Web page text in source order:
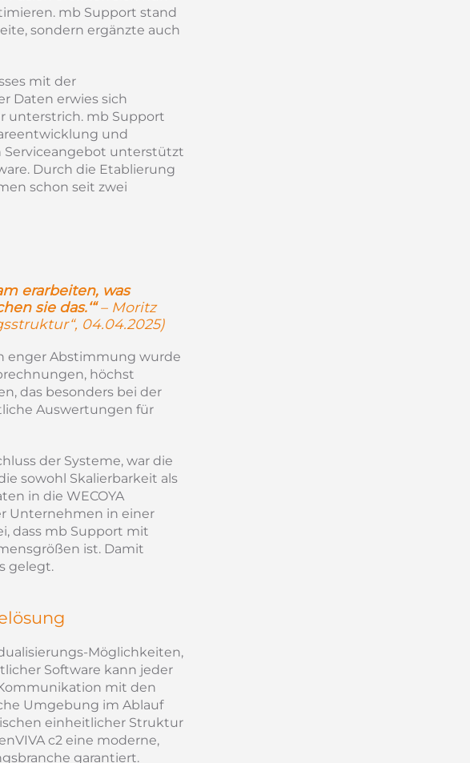
mb Support stand
sondern ergänzte auch
mit der
Daten erwies sich
unterstrich. mb Support
und
Serviceangebot unterstützt
Durch die Etablierung
schon seit zwei
erarbeiten, was
sie das.‘“ – Moritz
04.04.2025)
enger Abstimmung wurde
höchst
das besonders bei der
Auswertungen für
der Systeme, war die
sowohl Skalierbarkeit als
in die WECOYA
Unternehmen in einer
dass mb Support mit
ist. Damit
gelegt.
Möglichkeiten,
Software kann jeder
mit den
Umgebung im Ablauf
einheitlicher Struktur
c2 eine moderne,
garantiert.